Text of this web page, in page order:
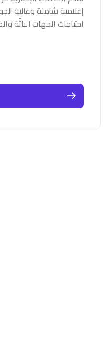
إعلامية شاملة وعالية
احتياجات الجهات الباثّة